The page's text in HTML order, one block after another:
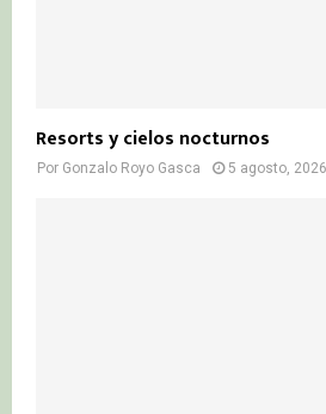
Resorts y cielos nocturnos
Por Gonzalo Royo Gasca 5 agosto, 2026